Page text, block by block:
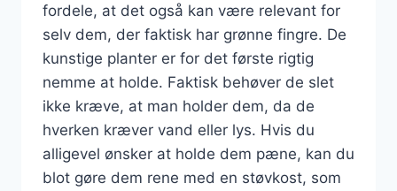
fordele, at det også kan være relevant for
selv dem, der faktisk har grønne fingre. De
kunstige planter er for det første rigtig
nemme at holde. Faktisk behøver de slet
ikke kræve, at man holder dem, da de
hverken kræver vand eller lys. Hvis du
alligevel ønsker at holde dem pæne, kan du
blot gøre dem rene med en støvkost, som